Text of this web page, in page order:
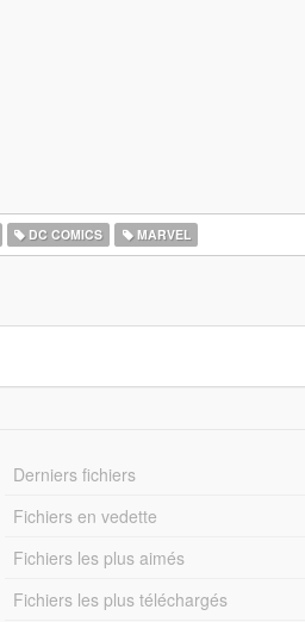
DC COMICS MARVEL
Derniers fichiers
Fichiers en vedette
Fichiers les plus aimés
Fichiers les plus téléchargés